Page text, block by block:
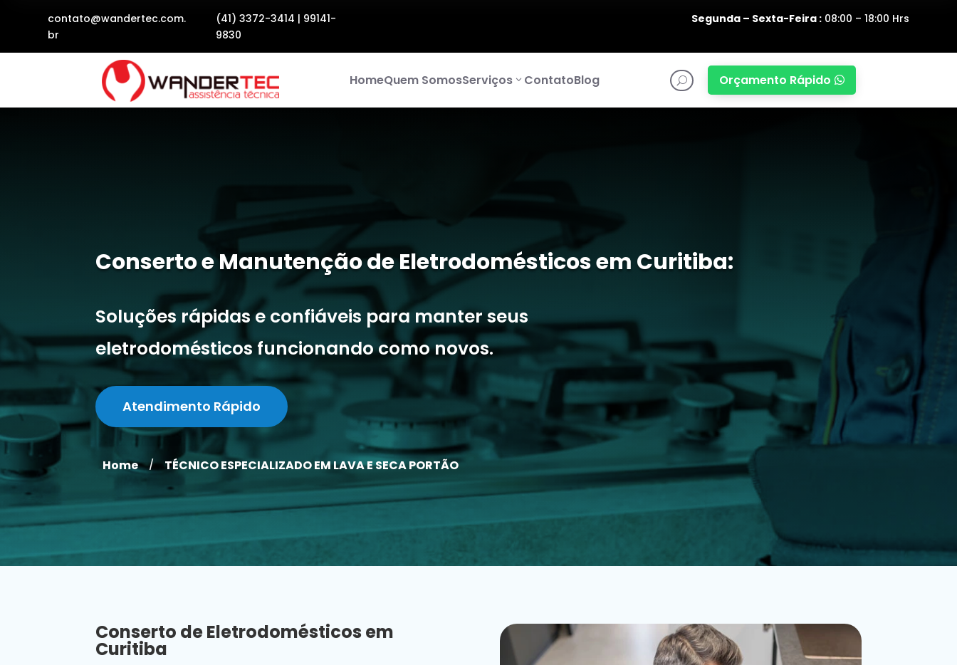
contato@wandertec.com.
br
(41) 3372-3414 | 99141-
9830
Segunda – Sexta-Feira :08:00 – 18:00 Hrs
HomeQuem SomosServiços ContatoBlog U Orçamento Rápido 
Conserto e Manutenção de Eletrodomésticos em Curitiba:
Soluções rápidas e confiáveis para manter seus
eletrodomésticos funcionando como novos.
Atendimento Rápido
Home / TÉCNICO ESPECIALIZADO EM LAVA E SECA PORTÃO
Conserto de Eletrodomésticos em
Curitiba